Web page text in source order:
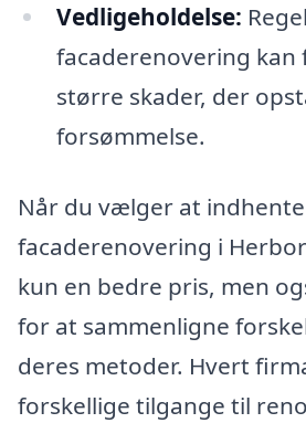
Vedligeholdelse:
facaderenovering kan
større skader, der
forsømmelse.
Når du vælger at
facaderenovering i
kun en bedre pris, men
for at sammenligne
deres metoder. Hvert
forskellige tilgange til